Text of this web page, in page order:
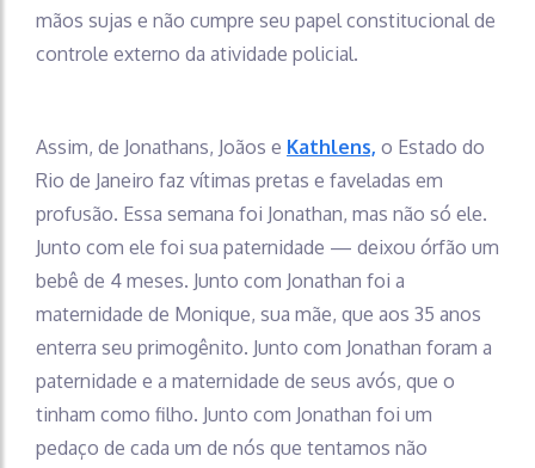
mãos sujas e não cumpre seu papel constitucional de
controle externo da atividade policial.
Assim, de Jonathans, Joãos e Kathlens, o Estado do
Rio de Janeiro faz vítimas pretas e faveladas em
profusão. Essa semana foi Jonathan, mas não só ele.
Junto com ele foi sua paternidade — deixou órfão um
bebê de 4 meses. Junto com Jonathan foi a
maternidade de Monique, sua mãe, que aos 35 anos
enterra seu primogênito. Junto com Jonathan foram a
paternidade e a maternidade de seus avós, que o
tinham como filho. Junto com Jonathan foi um
pedaço de cada um de nós que tentamos não